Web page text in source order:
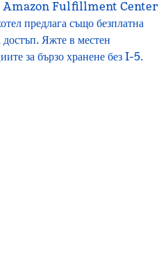
Amazon Fulfillment Center
предлага също безплатна
Яжте в местен
за бързо хранене без I-5.